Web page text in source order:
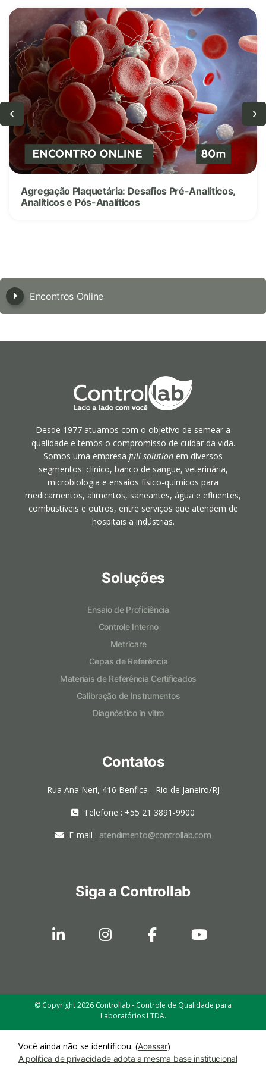
Agregação Plaquetária: Desafios Pré-Analíticos,
Analíticos e Pós-Analíticos
Encontros Online
Desde 1977 atuamos com o objetivo de semear a
qualidade e temos o compromisso de cuidar da vida.
Somos uma empresa full solution em diversos
segmentos: clínico, banco de sangue, veterinária,
microbiologia e ensaios físico-químicos para
medicamentos, alimentos, saneantes, água e efluentes,
combustíveis e outros, entre serviços que atendem de
hospitais a indústrias.
Soluções
Ensaio de Proficiência
Controle Interno
Metricare
Cepas de Referência
Materiais de Referência Certificados
Calibração de Instrumentos
Diagnóstico in vitro
Contatos
Rua Ana Neri, 416 Benfica - Rio de Janeiro/RJ
Telefone : +55 21 3891-9900
E-mail : atendimento@controllab.com
Siga a Controllab
© Copyright 2026 Controllab- Controle de Qualidade para
Laboratórios LTDA.
Você ainda não se identificou. (Acessar)
A política de privacidade adota a mesma base institucional